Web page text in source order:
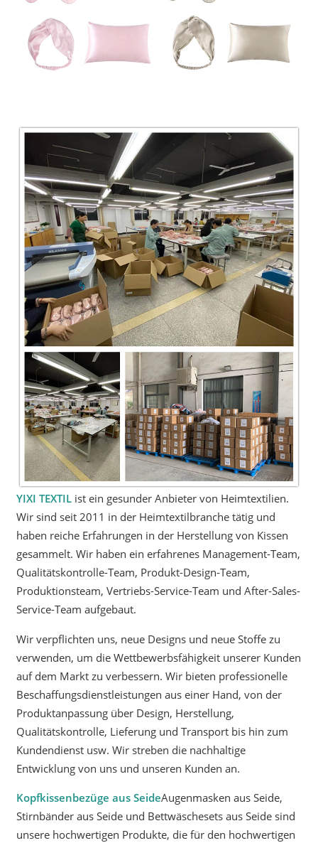
YIXI TEXTIL ist ein gesunder Anbieter von Heimtextilien.
Wir sind seit 2011 in der Heimtextilbranche tätig und
haben reiche Erfahrungen in der Herstellung von Kissen
gesammelt. Wir haben ein erfahrenes Management-Team,
Qualitätskontrolle-Team, Produkt-Design-Team,
Produktionsteam, Vertriebs-Service-Team und After-Sales-
Service-Team aufgebaut.
Wir verpflichten uns, neue Designs und neue Stoffe zu
verwenden, um die Wettbewerbsfähigkeit unserer Kunden
auf dem Markt zu verbessern. Wir bieten professionelle
Beschaffungsdienstleistungen aus einer Hand, von der
Produktanpassung über Design, Herstellung,
Qualitätskontrolle, Lieferung und Transport bis hin zum
Kundendienst usw. Wir streben die nachhaltige
Entwicklung von uns und unseren Kunden an.
Kopfkissenbezüge aus SeideAugenmasken aus Seide,
Stirnbänder aus Seide und Bettwäschesets aus Seide sind
unsere hochwertigen Produkte, die für den hochwertigen